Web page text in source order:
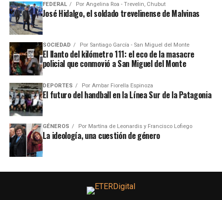
FEDERAL Por Angelina Roa - Trevelin, Chubut
José Hidalgo, el soldado trevelinense de Malvinas
SOCIEDAD Por Santiago García - San Miguel del Monte
El llanto del kilómetro 111: el eco de la masacre
policial que conmovió a San Miguel del Monte
DEPORTES Por Ambar Fiorella Espinoza
El futuro del handball en la Línea Sur de la Patagonia
GÉNEROS Por Martína de Leonardis y Francisco Lofiego
La ideología, una cuestión de género